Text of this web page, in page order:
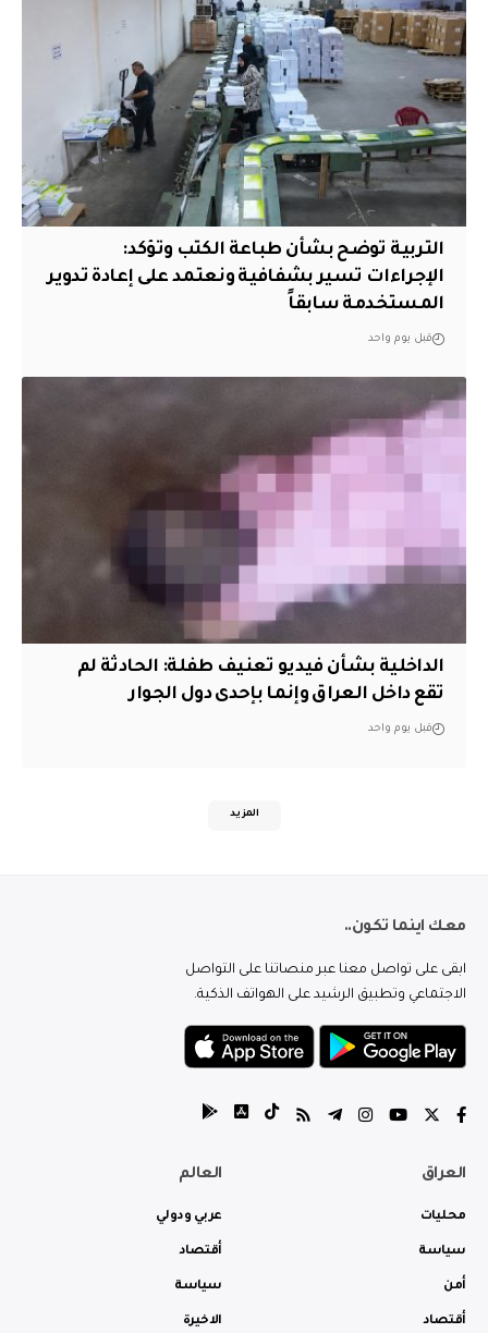
التربية توضح بشأن طباعة الكتب وتؤكد:
الإجراءات تسير بشفافية ونعتمد على إعادة تدوير
المستخدمة سابقاً
قبل يوم واحد
الداخلية بشأن فيديو تعنيف طفلة: الحادثة لم
تقع داخل العراق وإنما بإحدى دول الجوار
قبل يوم واحد
المزيد
معك اينما تكون..
ابقى على تواصل معنا عبر منصاتنا على التواصل
الاجتماعي وتطبيق الرشيد على الهواتف الذكية.
العراق
محليات
سياسة
أمن
أقتصاد
العالم
عربي ودولي
أقتصاد
سياسة
الاخيرة